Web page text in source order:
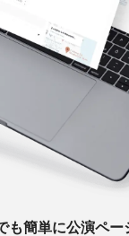
も簡単に公演ペー